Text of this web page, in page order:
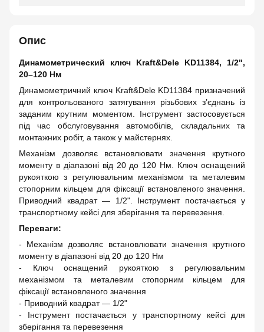
Опис
Динамометрический ключ Kraft&Dele KD11384, 1/2",
20–120 Нм
Динамометричний ключ Kraft&Dele KD11384 призначений
для контрольованого затягування різьбових з’єднань із
заданим крутним моментом. Інструмент застосовується
під час обслуговування автомобілів, складальних та
монтажних робіт, а також у майстернях.
Механізм дозволяє встановлювати значення крутного
моменту в діапазоні від 20 до 120 Нм. Ключ оснащений
рукояткою з регулювальним механізмом та металевим
стопорним кільцем для фіксації встановленого значення.
Приводний квадрат — 1/2". Інструмент постачається у
транспортному кейсі для зберігання та перевезення.
Переваги:
- Механізм дозволяє встановлювати значення крутного
моменту в діапазоні від 20 до 120 Нм
- Ключ оснащений рукояткою з регулювальним
механізмом та металевим стопорним кільцем для
фіксації встановленого значення
- Приводний квадрат — 1/2"
- Інструмент постачається у транспортному кейсі для
зберігання та перевезення